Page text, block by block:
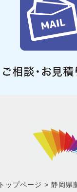
トップページ 静岡県